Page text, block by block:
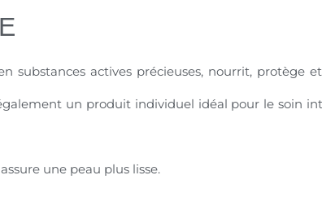
substances actives précieuses, nourrit, protège
un produit individuel idéal pour le soin
une peau plus lisse.